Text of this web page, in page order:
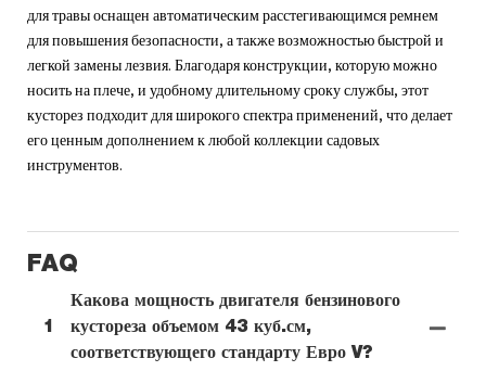
для травы оснащен автоматическим расстегивающимся ремнем
для повышения безопасности, а также возможностью быстрой и
легкой замены лезвия. Благодаря конструкции, которую можно
носить на плече, и удобному длительному сроку службы, этот
кусторез подходит для широкого спектра применений, что делает
его ценным дополнением к любой коллекции садовых
инструментов.
FAQ
1
Какова мощность двигателя бензинового
кустореза объемом 43 куб.см,
соответствующего стандарту Евро V?